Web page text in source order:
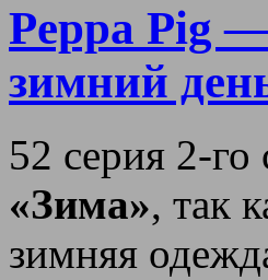
Peppa Pig
зимний
52 серия 2-го
«Зима», так
зимняя